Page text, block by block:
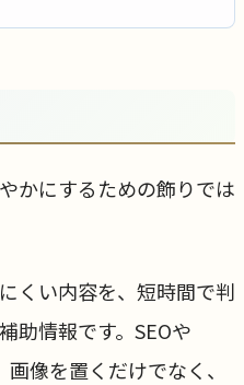
かにするための飾りでは
くい内容を、短時間で判
助情報です。SEOや
像を置くだけでなく、